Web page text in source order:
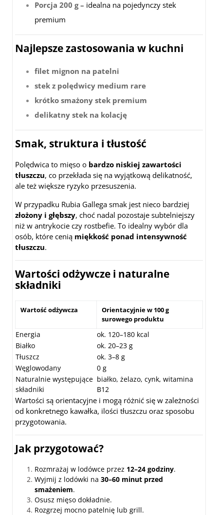
Porcja 200 g– idealna na pojedynczy stek
premium
Najlepsze zastosowania w kuchni
filet mignon na patelni
stek z polędwicy medium rare
krótko smażony stek premium
delikatny stek na kolację
Smak, struktura i tłustość
Polędwica to mięso o bardzo niskiej zawartości
tłuszczu, co przekłada się na wyjątkową delikatność,
ale też większe ryzyko przesuszenia.
W przypadku Rubia Gallega smak jest nieco bardziej
złożony i głębszy, choć nadal pozostaje subtelniejszy
niż w antrykocie czy rostbefie. To idealny wybór dla
osób, które cenią miękkość ponad intensywność
tłuszczu.
Wartości odżywcze i naturalne
składniki
Wartość odżywcza
Orientacyjnie w 100 g
surowego produktu
Energia
ok. 120–180 kcal
Białko
ok. 20–23 g
Tłuszcz
ok. 3–8 g
Węglowodany
0 g
Naturalnie występujące
składniki
białko, żelazo, cynk, witamina
B12
Wartości są orientacyjne i mogą różnić się w zależności
od konkretnego kawałka, ilości tłuszczu oraz sposobu
przygotowania.
Jak przygotować?
Rozmrażaj w lodówce przez 12–24 godziny.
Wyjmij z lodówki na 30–60 minut przed
smażeniem.
Osusz mięso dokładnie.
Rozgrzej mocno patelnię lub grill.